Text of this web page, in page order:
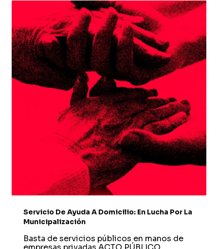
POR
LAS
TRABAJADORAS
DEL
SAD,
OBLIGANDO
AL
ALCALDE
A
COMPROMETERSE
A
INICIAR
LOS
TRÁMITES
PARA
UNA
POSIBLE
MUNICIPALIZACIÓN
Servicio De Ayuda A Domicilio: En Lucha Por La
Municipalización
Basta de servicios públicos en manos de